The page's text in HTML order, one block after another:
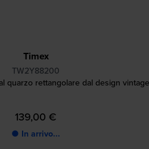
Timex
TW2Y88200
quarzo rettangolare dal design
139,00 €
● In arrivo...